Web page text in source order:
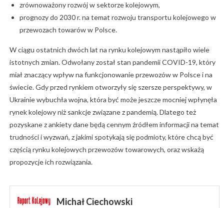
zrównoważony rozwój w sektorze kolejowym,
prognozy do 2030 r. na temat rozwoju transportu kolejowego w
przewozach towarów w Polsce.
W ciągu ostatnich dwóch lat na rynku kolejowym nastąpiło wiele
istotnych zmian. Odwołany został stan pandemii COVID-19, który
miał znaczący wpływ na funkcjonowanie przewozów w Polsce i na
świecie. Gdy przed rynkiem otworzyły się szersze perspektywy, w
Ukrainie wybuchła wojna, która być może jeszcze mocniej wpłynęła
rynek kolejowy niż sankcje związane z pandemią. Dlatego też
pozyskane z ankiety dane będą cennym źródłem informacji na temat
trudności i wyzwań, z jakimi spotykają się podmioty, które chcą być
częścią rynku kolejowych przewozów towarowych, oraz wskażą
propozycje ich rozwiązania.
Michał Ciechowski